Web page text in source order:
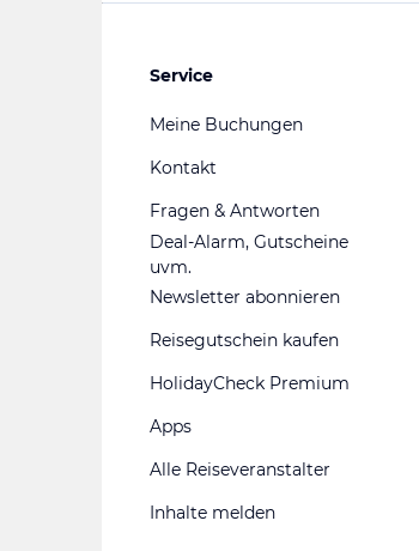
Service
Meine Buchungen
Kontakt
Fragen & Antworten
Deal-Alarm, Gutscheine
uvm.
Newsletter abonnieren
Reisegutschein kaufen
HolidayCheck Premium
Apps
Alle Reiseveranstalter
Inhalte melden